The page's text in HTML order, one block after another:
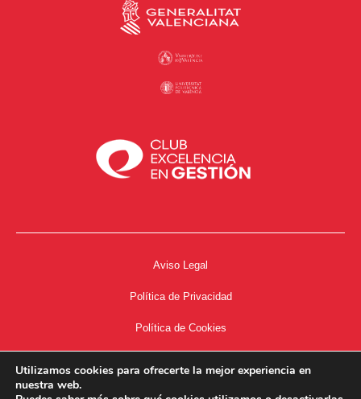
Aviso Legal
Política de Privacidad
Política de Cookies
Utilizamos cookies para ofrecerte la mejor experiencia en
nuestra web.